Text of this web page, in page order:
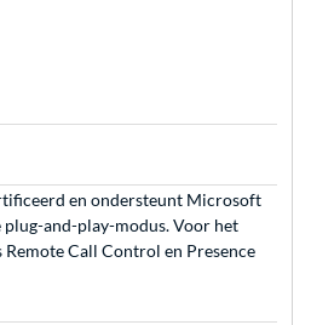
en ondersteunt Microsoft
and-play-modus. Voor het
Call Control en Presence